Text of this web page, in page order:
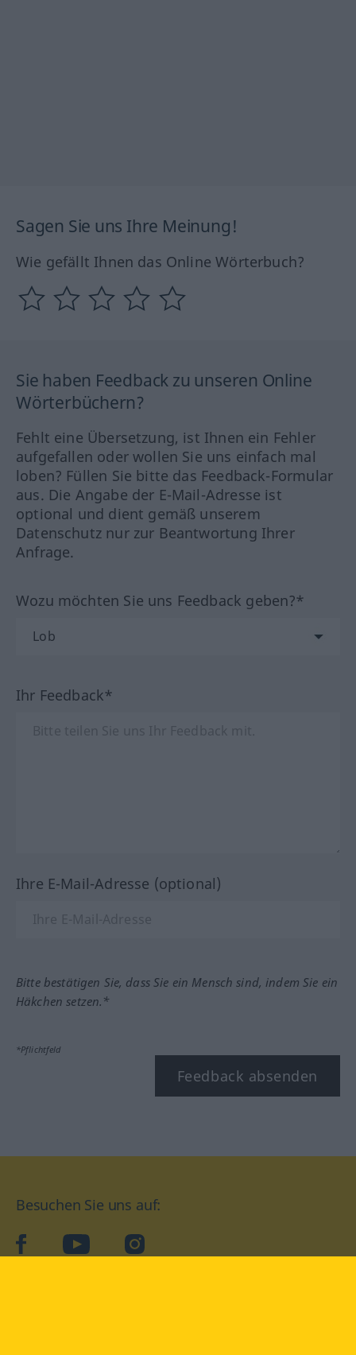
Sagen Sie uns Ihre Meinung!
Wie gefällt Ihnen das Online Wörterbuch?
Sie haben Feedback zu unseren Online
Wörterbüchern?
Fehlt eine Übersetzung, ist Ihnen ein Fehler
aufgefallen oder wollen Sie uns einfach mal
loben? Füllen Sie bitte das Feedback-Formular
aus. Die Angabe der E-Mail-Adresse ist
optional und dient gemäß unserem
Datenschutz nur zur Beantwortung Ihrer
Anfrage.
Wozu möchten Sie uns Feedback geben?*
Ihr Feedback*
Ihre E-Mail-Adresse (optional)
Bitte bestätigen Sie, dass Sie ein Mensch sind, indem Sie ein
Häkchen setzen.*
*Pflichtfeld
Feedback absenden
Besuchen Sie uns auf:
facebookYouTube Instagram